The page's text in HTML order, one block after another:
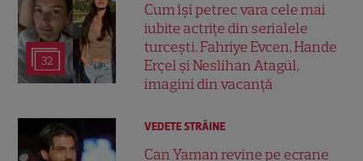
32
Cum își petrec vara cele mai
iubite actrițe din serialele
turcești. Fahriye Evcen, Hande
Erçel și Neslihan Atagül,
imagini din vacanță
VEDETE STRĂINE
Can Yaman revine pe ecrane